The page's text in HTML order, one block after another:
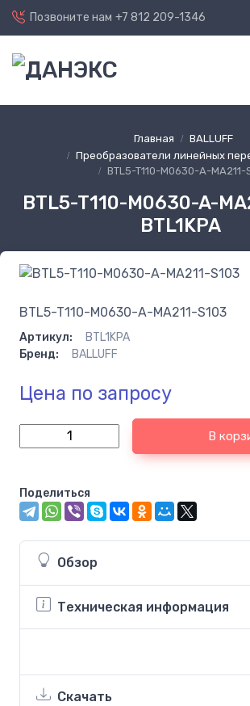
Позвоните нам +7 812 209-1346
Главная
BALLUFF
Преобразователи линейных
BTL5-T110-M0630-A-MA211-
BTL5-T110-M0630-A-
BTL1KPA
BTL5-T110-M0630-A-MA211-S103
Артикул:
BTL1KPA
Бренд:
BALLUFF
Цена по запросу
В
Поделиться
Обзор
Техническая информация
Скачать